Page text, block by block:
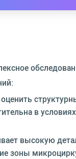
в
высокую
зоны